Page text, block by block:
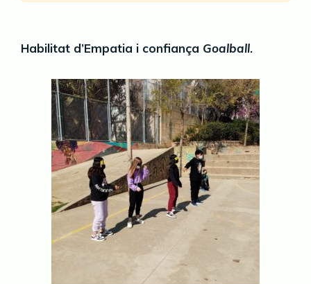
Habilitat d’Empatia i confiança Goalball.